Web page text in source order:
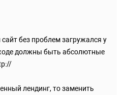
без проблем загружался у
коде должны быть абсолютные
лендинг, то заменить